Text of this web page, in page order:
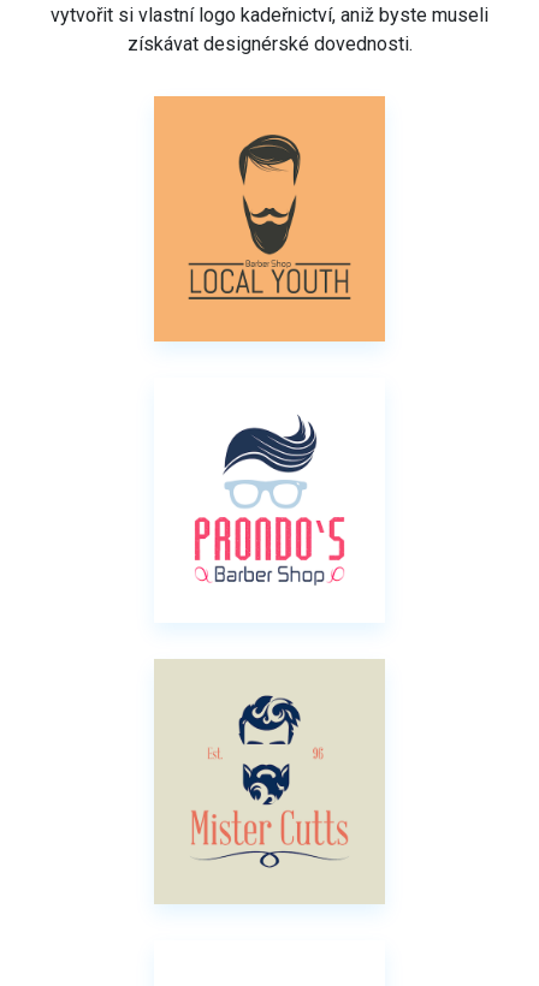
vytvořit si vlastní logo kadeřnictví, aniž byste museli
získávat designérské dovednosti.